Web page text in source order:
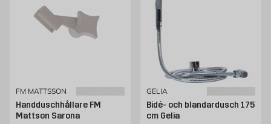
FM MATTSSON
Handduschhållare FM
Mattson Sarona
GELIA
Bidé- och blandardusch 175
cm Gelia